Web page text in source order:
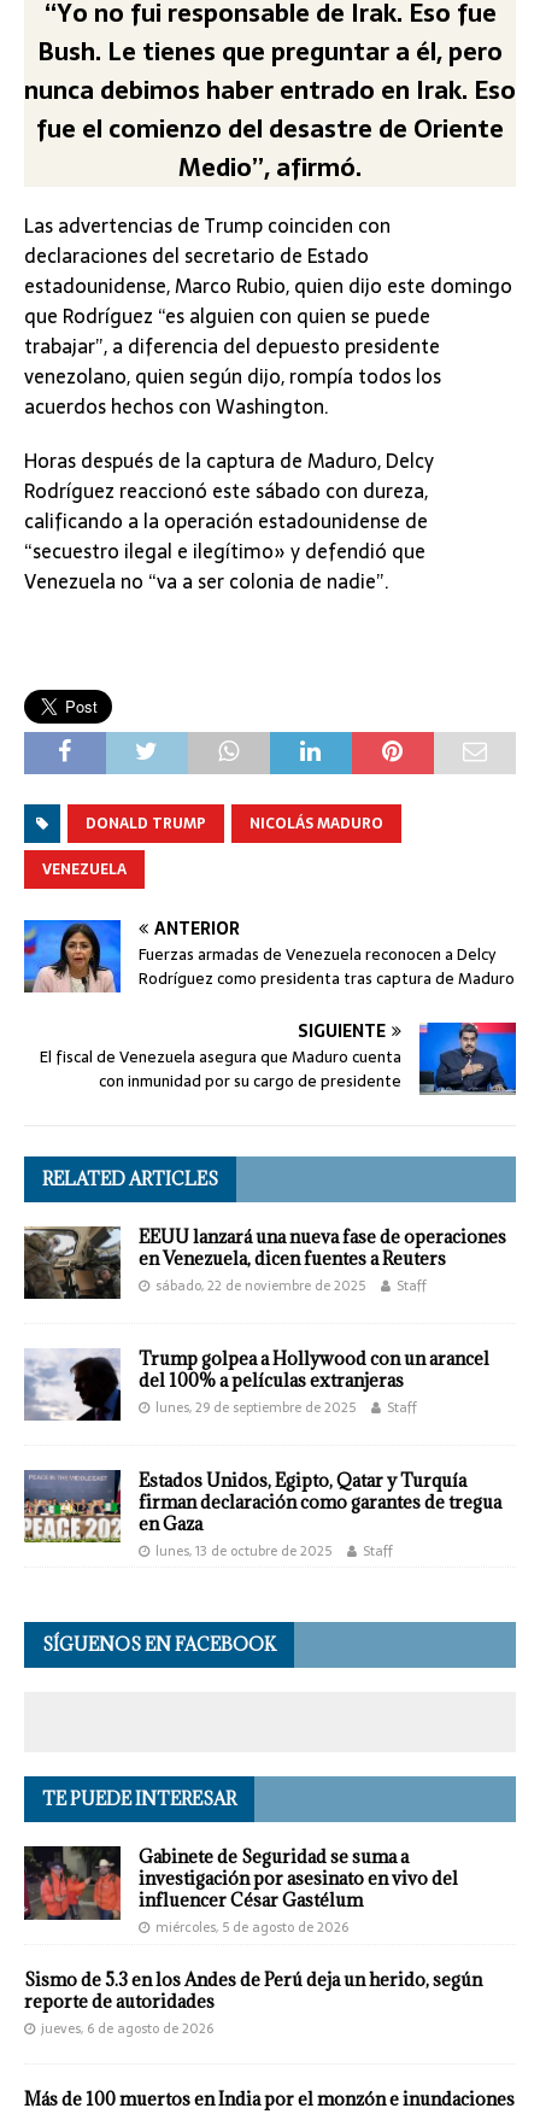
“Yo no fui responsable de Irak. Eso fue
Bush. Le tienes que preguntar a él, pero
nunca debimos haber entrado en Irak. Eso
fue el comienzo del desastre de Oriente
Medio”, afirmó.
Las advertencias de Trump coinciden con
declaraciones del secretario de Estado
estadounidense, Marco Rubio, quien dijo este domingo
que Rodríguez “es alguien con quien se puede
trabajar”, a diferencia del depuesto presidente
venezolano, quien según dijo, rompía todos los
acuerdos hechos con Washington.
Horas después de la captura de Maduro, Delcy
Rodríguez reaccionó este sábado con dureza,
calificando a la operación estadounidense de
“secuestro ilegal e ilegítimo» y defendió que
Venezuela no “va a ser colonia de nadie”.
DONALD TRUMP
NICOLÁS MADURO
VENEZUELA
ANTERIOR
Fuerzas armadas de Venezuela reconocen a Delcy
Rodríguez como presidenta tras captura de Maduro
SIGUIENTE
El fiscal de Venezuela asegura que Maduro cuenta
con inmunidad por su cargo de presidente
RELATED ARTICLES
EEUU lanzará una nueva fase de operaciones
en Venezuela, dicen fuentes a Reuters
sábado, 22 de noviembre de 2025 Staff
Trump golpea a Hollywood con un arancel
del 100% a películas extranjeras
lunes, 29 de septiembre de 2025 Staff
Estados Unidos, Egipto, Qatar y Turquía
firman declaración como garantes de tregua
en Gaza
lunes, 13 de octubre de 2025 Staff
SÍGUENOS EN FACEBOOK
TE PUEDE INTERESAR
Gabinete de Seguridad se suma a
investigación por asesinato en vivo del
influencer César Gastélum
miércoles, 5 de agosto de 2026
Sismo de 5.3 en los Andes de Perú deja un herido, según
reporte de autoridades
jueves, 6 de agosto de 2026
Más de 100 muertos en India por el monzón e inundaciones